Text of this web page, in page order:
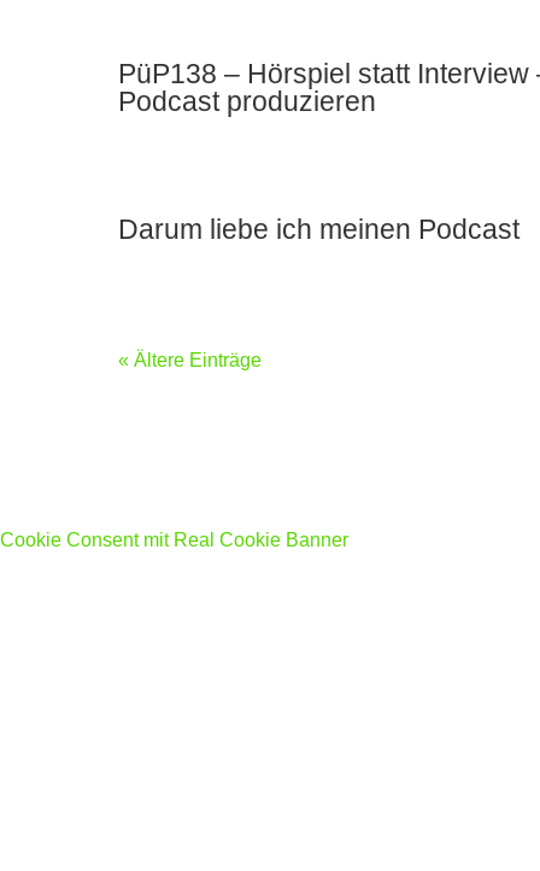
PüP138 – Hörspiel statt
Podcast produzieren
Darum liebe ich meinen Podcast
« Ältere Einträge
Cookie Consent mit Real Cookie Banner